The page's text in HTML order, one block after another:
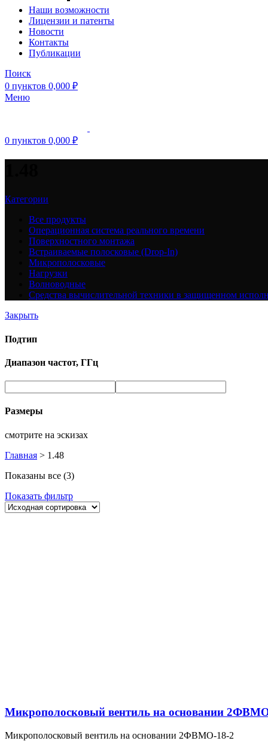
Наши возможности
Лицензии и патенты
Новости
Контакты
Публикации
Поиск
0 пунктов 0,000 ₽
Меню
0 пунктов 0,000 ₽
Категории
Все продукты
Операционная система реального времени
Поверхностного монтажа
Встраиваемые полосковые (Drop-In)
Микрополосковые
Нагрузки
Волноводные
Средства вычислительной техники в защищенном
Закрыть
Подтип
Диапазон частот, ГГц
Размеры
смотрите на эскизах
Главная > 1.48
Показаны все (3)
Показать фильтр
Микрополосковый вентиль на основании
Микрополосковый вентиль на основании 2ФВМO-18-2